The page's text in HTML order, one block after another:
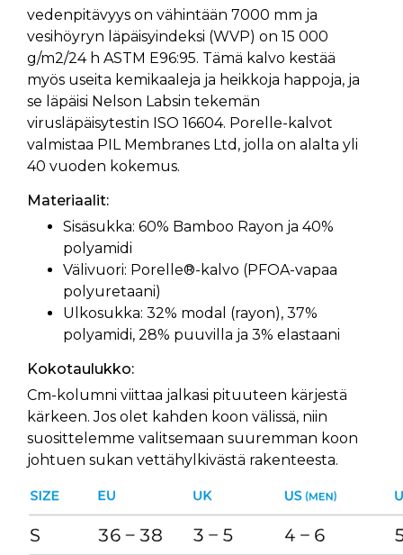
vedenpitävyys on vähintään 7000 mm ja
vesihöyryn läpäisyindeksi (WVP) on 15 000
g/m2/24 h ASTM E96:95. Tämä kalvo kestää
myös useita kemikaaleja ja heikkoja happoja, ja
se läpäisi Nelson Labsin tekemän
virusläpäisytestin ISO 16604. Porelle-kalvot
valmistaa PIL Membranes Ltd, jolla on alalta yli
40 vuoden kokemus.
Materiaalit:
Sisäsukka: 60% Bamboo Rayon ja 40%
polyamidi
Välivuori: Porelle®-kalvo (PFOA-vapaa
polyuretaani)
Ulkosukka: 32% modal (rayon), 37%
polyamidi, 28% puuvilla ja 3% elastaani
Kokotaulukko:
Cm-kolumni viittaa jalkasi pituuteen kärjestä
kärkeen. Jos olet kahden koon välissä, niin
suosittelemme valitsemaan suuremman koon
johtuen sukan vettähylkivästä rakenteesta.